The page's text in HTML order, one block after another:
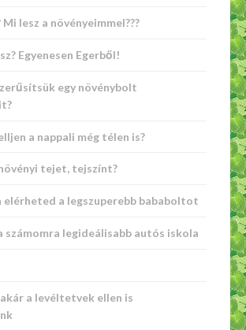
lesz a növényeimmel???
Egyenesen Egerből!
egy növénybolt
a nappali még télen is?
tejet, tejszínt?
a legszuperebb bababoltot
számomra legideálisabb autós iskola
a levéltetvek ellen is